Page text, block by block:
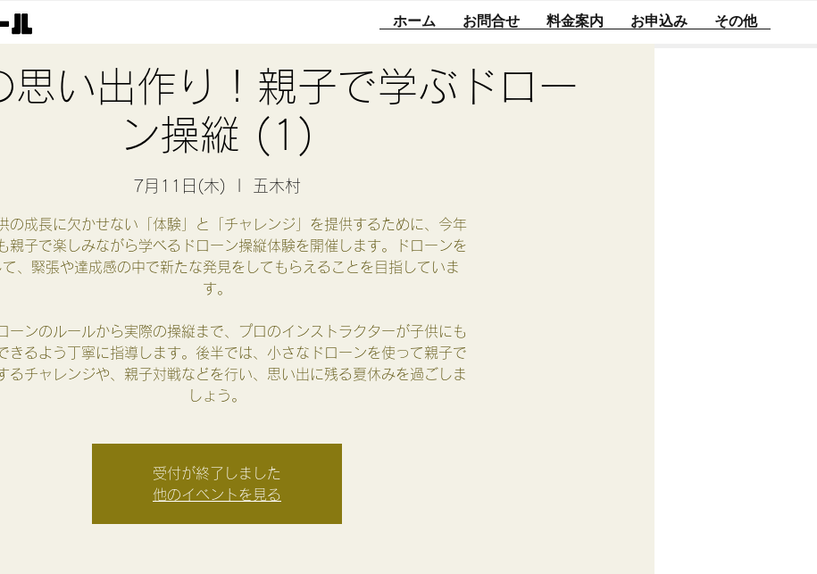
ホーム お問合せ 料金案内 お申込み その他
思い出作り！親子で学ぶドロー
ン操縦 (1)
7月11日(木) 五木村
の成長に欠かせない「体験」と「チャレンジ」を提供するために、今年
親子で楽しみながら学べるドローン操縦体験を開催します。ドローンを
て、緊張や達成感の中で新たな発見をしてもらえることを目指していま
す。
ーンのルールから実際の操縦まで、プロのインストラクターが子供にも
きるよう丁寧に指導します。後半では、小さなドローンを使って親子で
るチャレンジや、親子対戦などを行い、思い出に残る夏休みを過ごしま
しょう。
受付が終了しました
他のイベントを見る